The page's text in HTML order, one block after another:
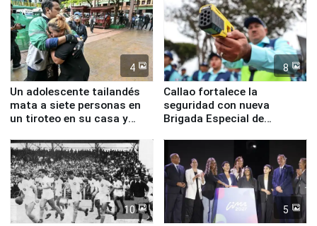
4
Un adolescente tailandés
mata a siete personas en
un tiroteo en su casa y
8
Callao fortalece la
seguridad con nueva
Brigada Especial de
equipamiento para
Serenazgo
10 5